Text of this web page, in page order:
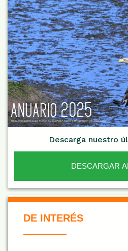
Descarga nuestro
DESCARGAR
DE INTERÉS